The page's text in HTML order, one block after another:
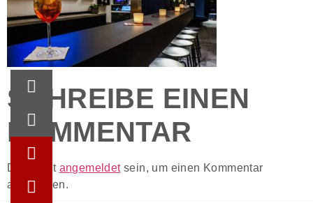
SCHREIBE EINEN
KOMMENTAR
Du musst angemeldetsein, um einen Kommentar
abzugeben.